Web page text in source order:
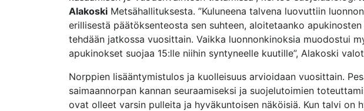
Alakoski Metsähallituksesta. ”Kuluneena talvena luovuttiin
erillisestä päätöksenteosta sen suhteen, aloitetaanko
tehdään jatkossa vuosittain. Vaikka luonnonkinoksia muodostui
apukinokset suojaa 15:lle niihin syntyneelle kuutille”, Alakoski
Norppien lisääntymistulos ja kuolleisuus arvioidaan vuosittain.
saimaannorpan kannan seuraamiseksi ja suojelutoimien
ovat olleet varsin pulleita ja hyväkuntoisen näköisiä. Kun talvi on